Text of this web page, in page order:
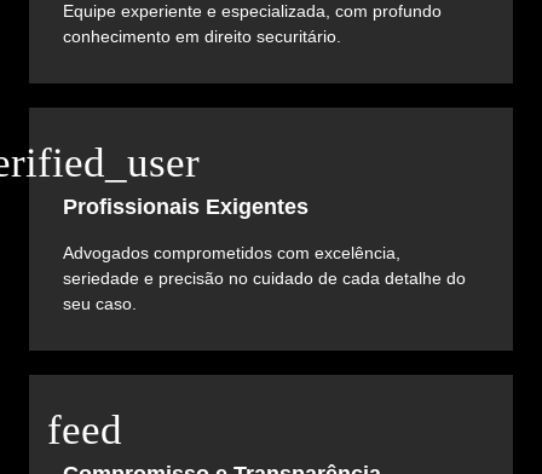
Equipe experiente e especializada, com profundo
conhecimento em direito securitário.
Profissionais Exigentes
Advogados comprometidos com excelência,
seriedade e precisão no cuidado de cada detalhe do
seu caso.